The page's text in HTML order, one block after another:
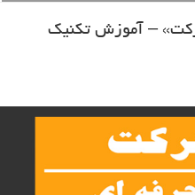
– آموزش تکنیک